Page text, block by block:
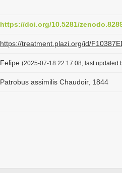
https://doi.org/10.5281/
https://treatment.plazi.org/id/
Felipe (2025-07-18 22:17:08, last updated
Patrobus assimilis Chaudoir, 1844